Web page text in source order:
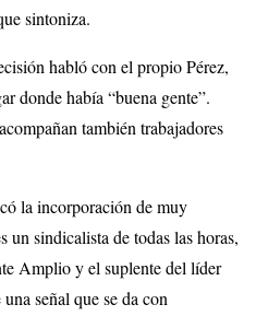
sintoniza.
habló con el propio Pérez,
donde había “buena gente”.
también trabajadores
la incorporación de muy
sindicalista de todas las horas,
Amplio y el suplente del líder
señal que se da con